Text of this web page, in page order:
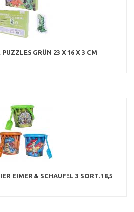
GRÜN 23 X 16 X 3 CM
EIMER & SCHAUFEL 3 SORT. 18,5